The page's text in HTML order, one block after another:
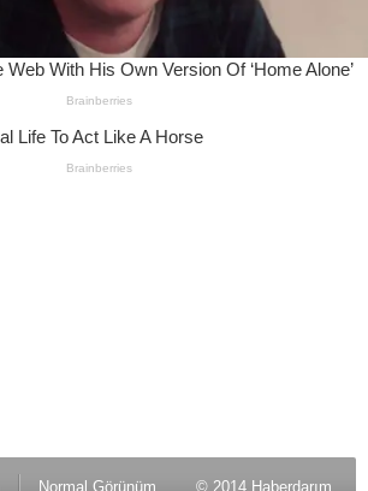
Normal Görünüm © 2014 Haberdarım